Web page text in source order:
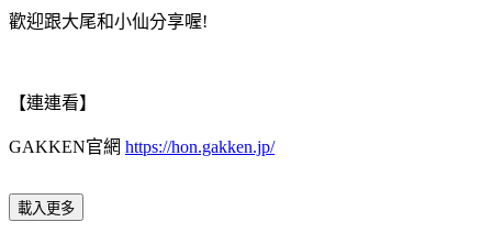
歡迎跟大尾和小仙分享喔!
【連連看】
GAKKEN官網 https://hon.gakken.jp/
載入更多